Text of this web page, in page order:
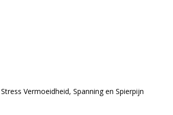
Vermoeidheid, Spanning en Spierpijn